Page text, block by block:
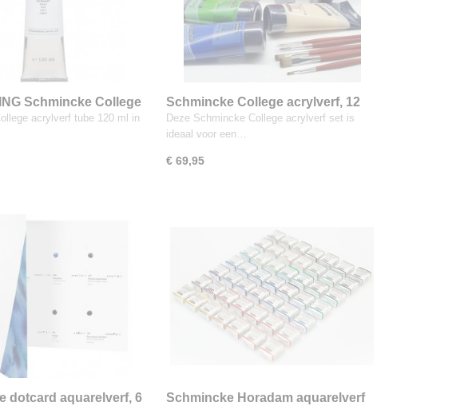
Schmincke College
120 ml in wit of zwart
acrylverf tube 120 ml in
Schmincke College acrylverf, 12
tubes van 200 ml + Da Vinci
penselen
Deze Schmincke College acrylverf set is
ideaal voor een…
€ 69,95
dotcard aquarelverf, 6
Schmincke Horadam aquarelverf